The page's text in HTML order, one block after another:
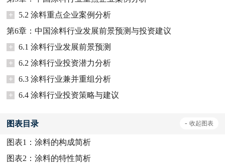
+
5.2 涂料重点企业案例分析
第6章：中国涂料行业发展前景预测与投资建议
+
6.1 涂料行业发展前景预测
+
6.2 涂料行业投资潜力分析
+
6.3 涂料行业兼并重组分析
+
6.4 涂料行业投资策略与建议
图表目录 - 收起图表
图表1：涂料的构成简析
图表2：涂料的特性简析